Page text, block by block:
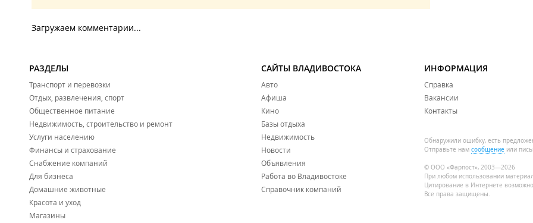
Загружаем комментарии...
РАЗДЕЛЫ
Транспорт и перевозки
Отдых, развлечения, спорт
Общественное питание
Недвижимость, строительство и ремонт
Услуги населению
Финансы и страхование
Снабжение компаний
Для бизнеса
Домашние животные
Красота и уход
Магазины
САЙТЫ ВЛАДИВОСТОКА
Авто
Афиша
Кино
Базы отдыха
Недвижимость
Новости
Объявления
Работа во Владивостоке
Справочник компаний
ИНФОРМАЦИЯ
Справка
Вакансии
Контакты
Обнаружили ошибку, есть
Отправьте нам сообщение или
© ООО «Фарпост», 2003—2026
При любом использовании
Цитирование в Интернете
Все права защищены.